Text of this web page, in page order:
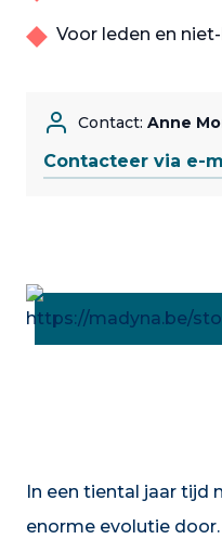
Voor leden en
Contact: Anne
Contacteer via e-
In een tiental jaar tijd
enorme evolutie